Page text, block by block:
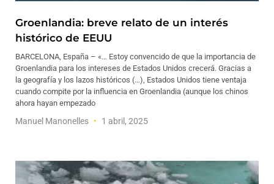
Groenlandia: breve relato de un interés
histórico de EEUU
BARCELONA, España – «… Estoy convencido de que la importancia de
Groenlandia para los intereses de Estados Unidos crecerá. Gracias a
la geografía y los lazos históricos (…), Estados Unidos tiene ventaja
cuando compite por la influencia en Groenlandia (aunque los chinos
ahora hayan empezado
Manuel Manonelles 1 abril, 2025